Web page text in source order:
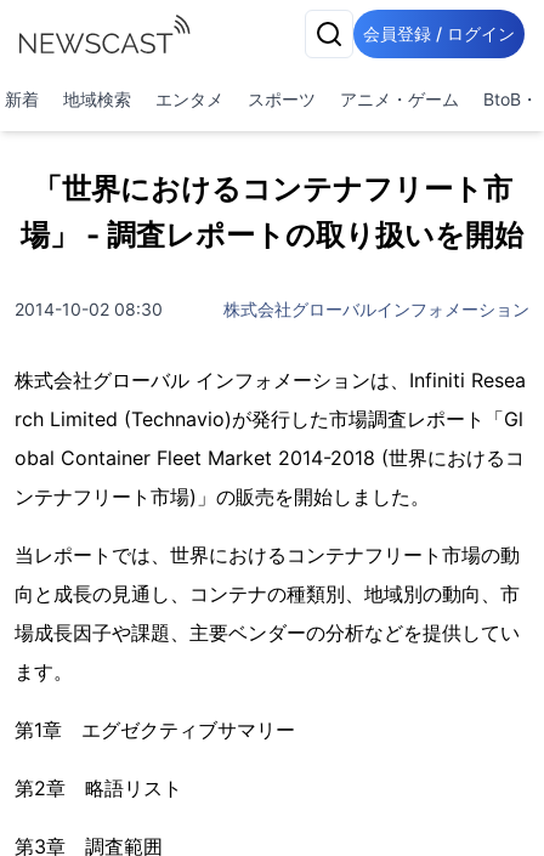
会員登録 / ログイン
新着 地域検索 エンタメ スポーツ アニメ・ゲーム BtoB・
「世界におけるコンテナフリート市
場」 - 調査レポートの取り扱いを開始
2014-10-02 08:30 株式会社グローバルインフォメーション
株式会社グローバル インフォメーションは、Infiniti Resea
rch Limited (Technavio)が発行した市場調査レポート「Gl
obal Container Fleet Market 2014-2018 (世界におけるコ
ンテナフリート市場)」の販売を開始しました。
当レポートでは、世界におけるコンテナフリート市場の動
向と成長の見通し、コンテナの種類別、地域別の動向、市
場成長因子や課題、主要ベンダーの分析などを提供してい
ます。
第1章 エグゼクティブサマリー
第2章 略語リスト
第3章 調査範囲